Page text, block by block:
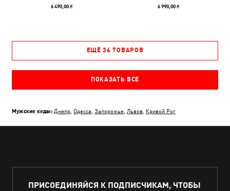
6 490,00 ₴ 6 990,00 ₴
ЕЩЁ 36 ТОВАРОВ
ПОКАЗАТЬ ВСЕ
Мужские кеды: Днепр Одесса Запорожье Львов Кривой Рог
ПРИСОЕДИНЯЙСЯ К ПОДПИСЧИКАМ, ЧТОБЫ